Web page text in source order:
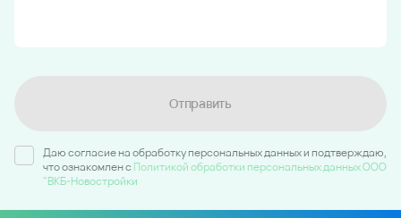
Отправить
Даю согласие на обработку персональных данных и подтверждаю,
что ознакомлен c Политикой обработки персональных данных ООО
"ВКБ-Новостройки